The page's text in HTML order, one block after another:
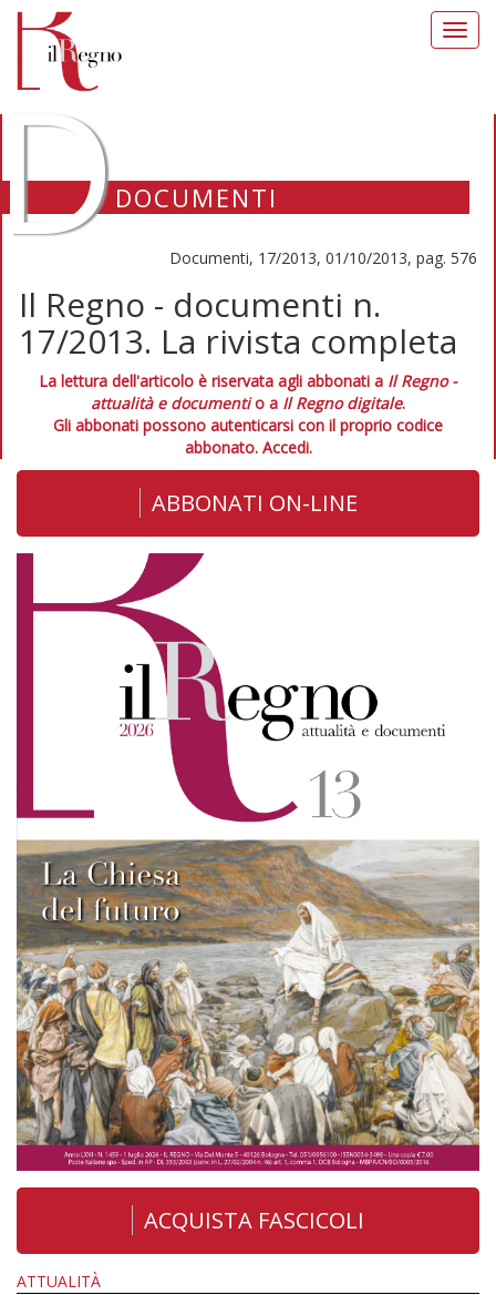
DOCUMENTI
Documenti, 17/2013, 01/10/2013, pag. 576
Il Regno - documenti n.
17/2013. La rivista completa
La lettura dell'articolo è riservata agli abbonati a Il Regno -
attualità e documentio a Il Regno digitale.
Gli abbonati possono autenticarsi con il proprio codice
abbonato. Accedi.
ABBONATI ON-LINE
ACQUISTA FASCICOLI
ATTUALITÀ